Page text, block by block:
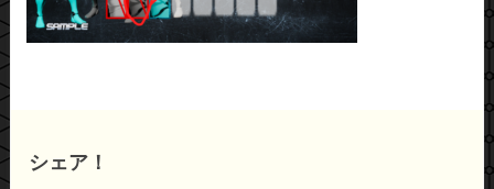
シェア！